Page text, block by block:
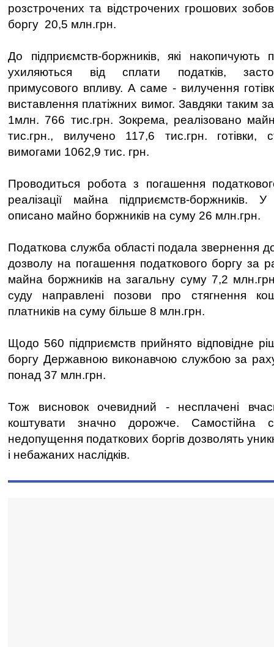
розстрочених та відстрочених грошових
боргу 20,5 млн.грн.
До підприємств-боржників, які накопичують
ухиляються від сплати податків,
примусового впливу. А саме - вилучення
виставлення платіжних вимог. Завдяки таким
1млн. 766 тис.грн. Зокрема, реалізовано
тис.грн., вилучено 117,6 тис.грн. готівки,
вимогами 1062,9 тис. грн.
Проводиться робота з погашення
реалізації майна підприємств-боржників.
описано майно боржників на суму 26 млн.грн.
Податкова служба області подала звернення
дозволу на погашення податкового боргу за
майна боржників на загальну суму 7,2
суду направлені позови про стягнення
платників на суму більше 8 млн.грн.
Щодо 560 підприємств прийнято відповідне
боргу Державною виконавчою службою за
понад 37 млн.грн.
Тож висновок очевидний - несплачені
коштувати значно дорожче. Самостійна
недопущення податкових боргів дозволять
і небажаних наслідків.